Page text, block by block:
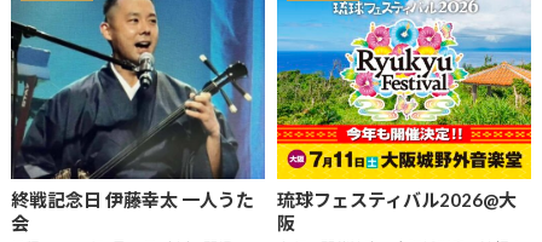
終戦記念日 伊藤幸太 一人うた
会
琉球フェスティバル2026@大
阪